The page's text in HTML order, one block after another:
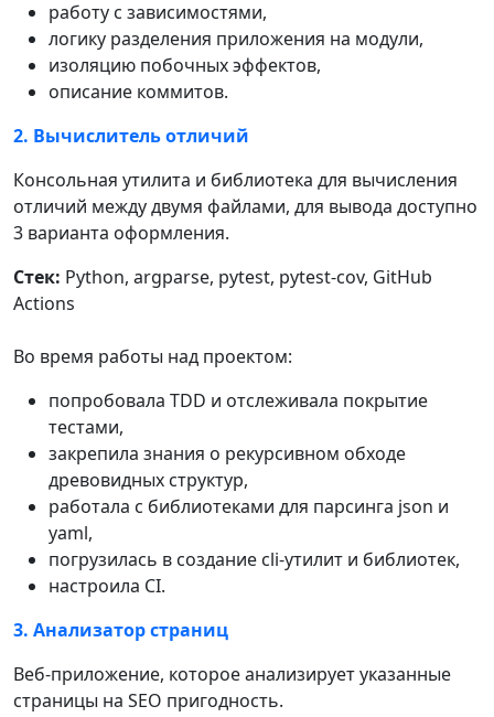
работу с зависимостями,
логику разделения приложения на модули,
изоляцию побочных эффектов,
описание коммитов.
2. Вычислитель отличий
Консольная утилита и библиотека для вычисления
отличий между двумя файлами, для вывода доступно
3 варианта оформления.
Стек: Python, argparse, pytest, pytest-cov, GitHub
Actions
Во время работы над проектом:
попробовала TDD и отслеживала покрытие
тестами,
закрепила знания о рекурсивном обходе
древовидных структур,
работала с библиотеками для парсинга json и
yaml,
погрузилась в создание сli-утилит и библиотек,
настроила CI.
3. Анализатор страниц
Веб-приложение, которое анализирует указанные
страницы на SEO пригодность.